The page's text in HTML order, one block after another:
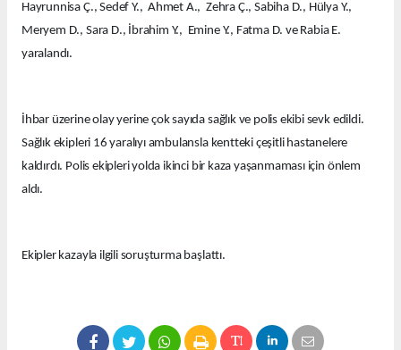
Hayrunnisa Ç., Sedef Y., Ahmet A., Zehra Ç., Sabiha D., Hülya Y.,
Meryem D., Sara D., İbrahim Y., Emine Y., Fatma D. ve Rabia E.
yaralandı.
İhbar üzerine olay yerine çok sayıda sağlık ve polis ekibi sevk edildi.
Sağlık ekipleri 16 yaralıyı ambulansla kentteki çeşitli hastanelere
kaldırdı. Polis ekipleri yolda ikinci bir kaza yaşanmaması için önlem
aldı.
Ekipler kazayla ilgili soruşturma başlattı.